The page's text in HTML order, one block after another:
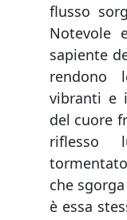
flusso
Notevole
sapiente
rendono
vibranti e
del cuore
riflesso
che
è essa